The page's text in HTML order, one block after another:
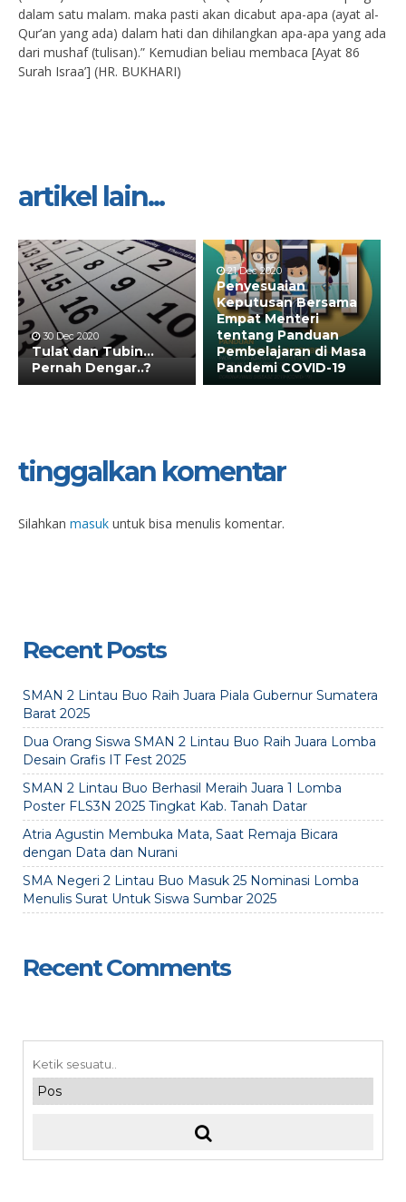
dalam satu malam. maka pasti akan dicabut apa-apa (ayat al-
Qur’an yang ada) dalam hati dan dihilangkan apa-apa yang ada
dari mushaf (tulisan).” Kemudian beliau membaca [Ayat 86
Surah Israa’] (HR. BUKHARI)
artikel lain...
30 Dec 2020
Tulat dan Tubin…
Pernah Dengar..?
21 Dec 2020
Penyesuaian
Keputusan Bersama
Empat Menteri
tentang Panduan
Pembelajaran di Masa
Pandemi COVID-19
tinggalkan komentar
Silahkan masuk untuk bisa menulis komentar.
Recent Posts
SMAN 2 Lintau Buo Raih Juara Piala Gubernur Sumatera
Barat 2025
Dua Orang Siswa SMAN 2 Lintau Buo Raih Juara Lomba
Desain Grafis IT Fest 2025
SMAN 2 Lintau Buo Berhasil Meraih Juara 1 Lomba
Poster FLS3N 2025 Tingkat Kab. Tanah Datar
Atria Agustin Membuka Mata, Saat Remaja Bicara
dengan Data dan Nurani
SMA Negeri 2 Lintau Buo Masuk 25 Nominasi Lomba
Menulis Surat Untuk Siswa Sumbar 2025
Recent Comments